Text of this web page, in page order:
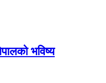
भविष्य